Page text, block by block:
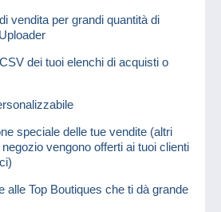
vendita per grandi quantità di
dei tuoi elenchi di acquisti o
speciale delle tue vendite (altri
vengono offerti ai tuoi clienti
alle Top Boutiques che ti dà grande